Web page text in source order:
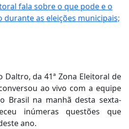
fala sobre o que pode e o
as eleições municipais;
Daltro, da 41ª Zona Eleitoral de
ao vivo com a equipe
Brasil na manhã desta sexta-
inúmeras questões que
ano.